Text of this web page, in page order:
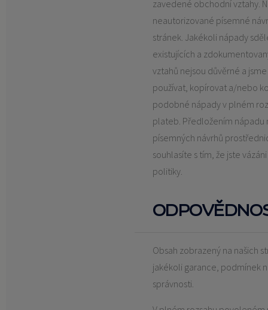
zavedené obchodní vztahy.
neautorizované písemné
stránek. Jakékoli nápady
existujících a
vztahů nejsou důvěrné a
používat, kopírovat a/nebo
podobné nápady v plném
plateb. Předložením
písemných návrhů
souhlasíte s tím, že jste
politiky.
Obsah zobrazený na našich
jakékoli garance, podmínek
správnosti.